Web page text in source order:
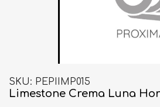
SKU PEPIIMP015
Limestone Crema Luna